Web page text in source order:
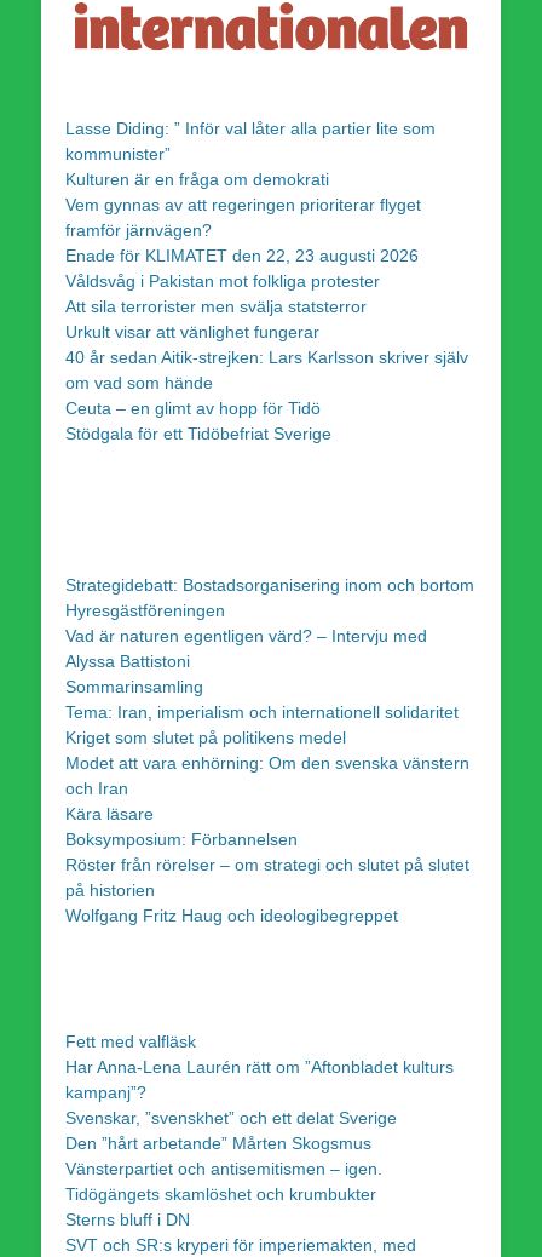
Lasse Diding: ” Inför val låter alla partier lite som
kommunister”
Kulturen är en fråga om demokrati
Vem gynnas av att regeringen prioriterar flyget
framför järnvägen?
Enade för KLIMATET den 22, 23 augusti 2026
Våldsvåg i Pakistan mot folkliga protester
Att sila terrorister men svälja statsterror
Urkult visar att vänlighet fungerar
40 år sedan Aitik-strejken: Lars Karlsson skriver själv
om vad som hände
Ceuta – en glimt av hopp för Tidö
Stödgala för ett Tidöbefriat Sverige
Strategidebatt: Bostadsorganisering inom och bortom
Hyresgästföreningen
Vad är naturen egentligen värd? – Intervju med
Alyssa Battistoni
Sommarinsamling
Tema: Iran, imperialism och internationell solidaritet
Kriget som slutet på politikens medel
Modet att vara enhörning: Om den svenska vänstern
och Iran
Kära läsare
Boksymposium: Förbannelsen
Röster från rörelser – om strategi och slutet på slutet
på historien
Wolfgang Fritz Haug och ideologibegreppet
Fett med valfläsk
Har Anna-Lena Laurén rätt om ”Aftonbladet kulturs
kampanj”?
Svenskar, ”svenskhet” och ett delat Sverige
Den ”hårt arbetande” Mårten Skogsmus
Vänsterpartiet och antisemitismen – igen.
Tidögängets skamlöshet och krumbukter
Sterns bluff i DN
SVT och SR:s kryperi för imperiemakten, med